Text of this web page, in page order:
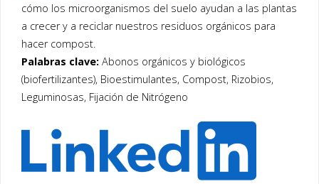
cómo los microorganismos del suelo ayudan a las plantas
a crecer y a reciclar nuestros residuos orgánicos para
hacer compost.
Palabras clave:Abonos orgánicos y biológicos
(biofertilizantes), Bioestimulantes, Compost, Rizobios,
Leguminosas, Fijación de Nitrógeno